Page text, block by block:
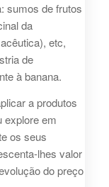
sumos de frutos
da
etc,
de
à banana.
a produtos
explore em
os seus
lhes valor
do preço